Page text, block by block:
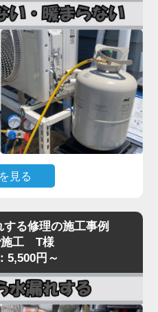
見る
は、当店でも特にご相談
ルター・熱交換器の目詰
プレッサー異常、基板・
気不良など、複数の要因
る修理の施工事例
施工 T様
5,500円～